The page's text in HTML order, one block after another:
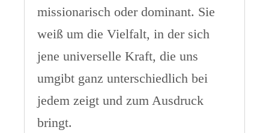
missionarisch oder dominant. Sie
weiß um die Vielfalt, in der sich
jene universelle Kraft, die uns
umgibt ganz unterschiedlich bei
jedem zeigt und zum Ausdruck
bringt.